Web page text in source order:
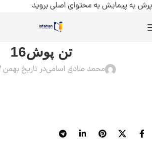
پرش به پیمایش به محتوای اصلی بروید
تن پوش16
محمد صادق اسامیدر تاریخ بهمن 17, 1395